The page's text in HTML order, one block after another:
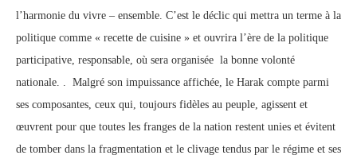
l’harmonie du vivre – ensemble. C’est le déclic qui mettra un terme à la
politique comme « recette de cuisine » et ouvrira l’ère de la politique
participative, responsable, où sera organisée la bonne volonté
nationale. . Malgré son impuissance affichée, le Harak compte parmi
ses composantes, ceux qui, toujours fidèles au peuple, agissent et
œuvrent pour que toutes les franges de la nation restent unies et évitent
de tomber dans la fragmentation et le clivage tendus par le régime et ses